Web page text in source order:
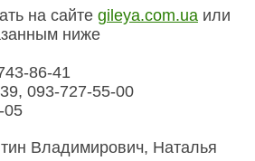
на сайте gileya.com.ua или
ниже
86-41
093-727-55-00
05
Владимирович, Наталья